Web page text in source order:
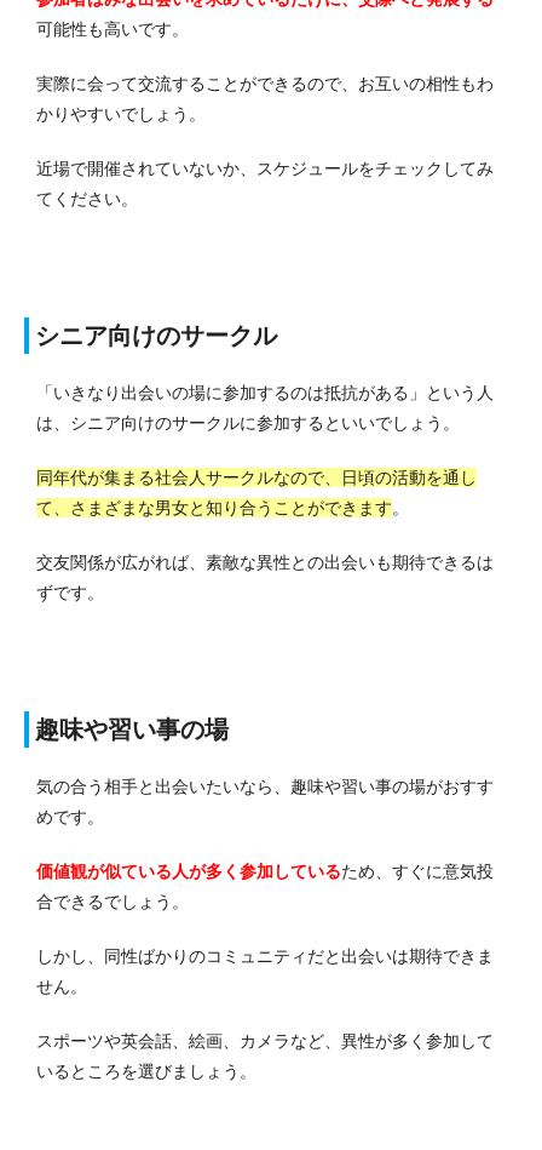
可能性も高いです。
実際に会って交流することができるので、お互いの相性もわ
かりやすいでしょう。
近場で開催されていないか、スケジュールをチェックしてみ
てください。
シニア向けのサークル
「いきなり出会いの場に参加するのは抵抗がある」という人
は、シニア向けのサークルに参加するといいでしょう。
同年代が集まる社会人サークルなので、日頃の活動を通し
て、さまざまな男女と知り合うことができます。
交友関係が広がれば、素敵な異性との出会いも期待できるは
ずです。
趣味や習い事の場
気の合う相手と出会いたいなら、趣味や習い事の場がおすす
めです。
価値観が似ている人が多く参加しているため、すぐに意気投
合できるでしょう。
しかし、同性ばかりのコミュニティだと出会いは期待できま
せん。
スポーツや英会話、絵画、カメラなど、異性が多く参加して
いるところを選びましょう。